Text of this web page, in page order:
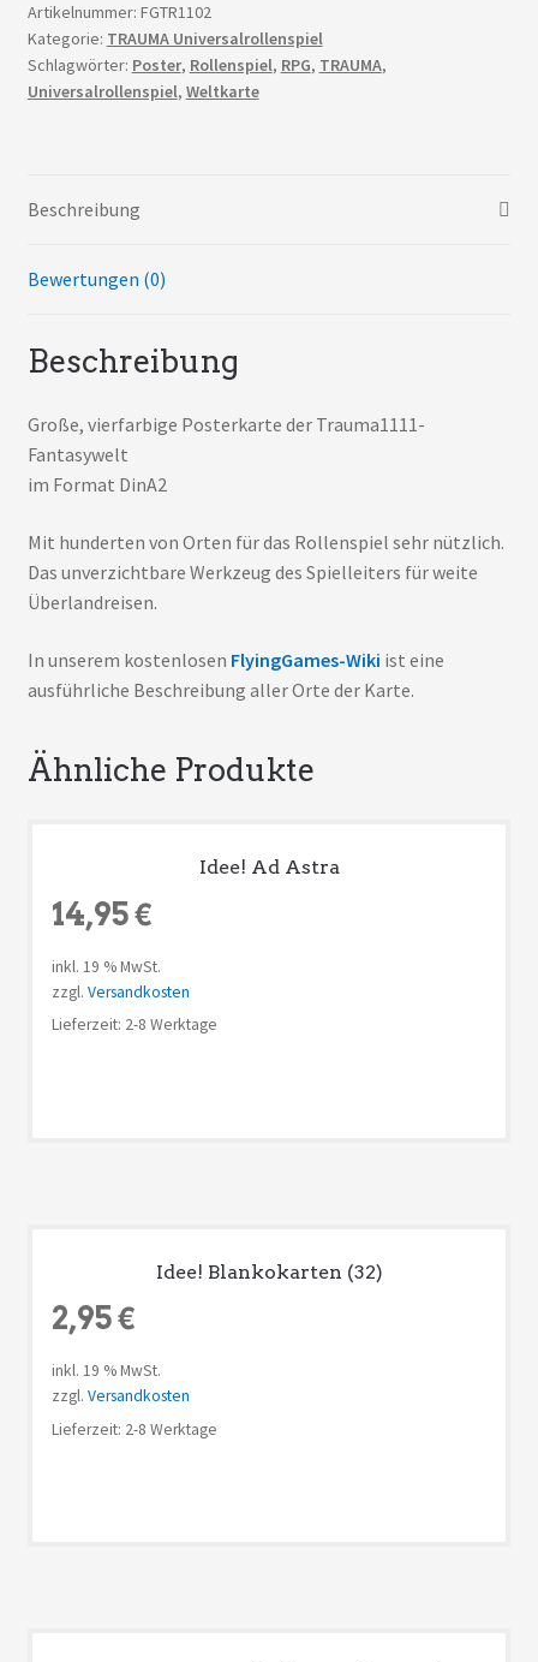
Artikelnummer: FGTR1102
Kategorie: TRAUMA Universalrollenspiel
Schlagwörter: Poster, Rollenspiel, RPG, TRAUMA,
Universalrollenspiel, Weltkarte
Beschreibung
Bewertungen (0)
Beschreibung
Große, vierfarbige Posterkarte der Trauma1111-
Fantasywelt
im Format DinA2
Mit hunderten von Orten für das Rollenspiel sehr nützlich.
Das unverzichtbare Werkzeug des Spielleiters für weite
Überlandreisen.
In unserem kostenlosen FlyingGames-Wiki ist eine
ausführliche Beschreibung aller Orte der Karte.
Ähnliche Produkte
Idee! Ad Astra
14,95€
inkl. 19 % MwSt.
zzgl. Versandkosten
Lieferzeit: 2-8 Werktage
Idee! Blankokarten (32)
2,95€
inkl. 19 % MwSt.
zzgl. Versandkosten
Lieferzeit: 2-8 Werktage